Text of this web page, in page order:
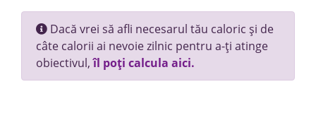
Dacă vrei să afli necesarul tău caloric și de
câte calorii ai nevoie zilnic pentru a-ți atinge
obiectivul,îl poți calcula aici.